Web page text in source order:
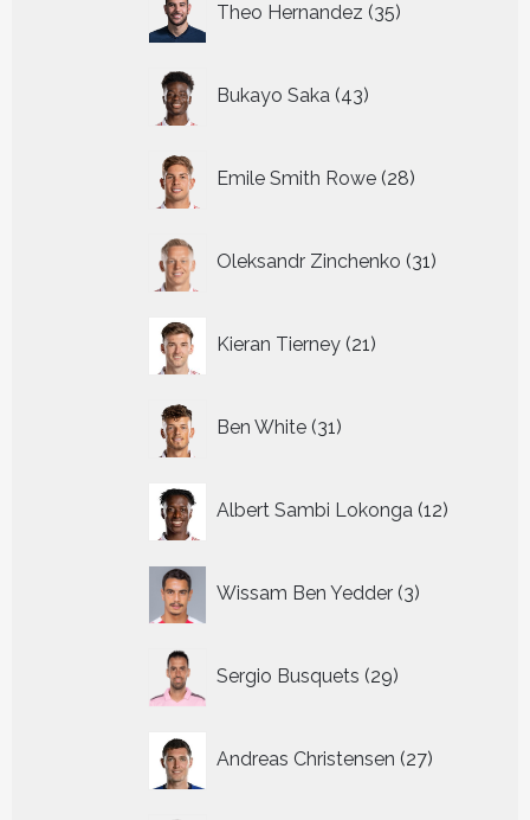
Theo Hernandez 35
producten
Bukayo Saka 43
producten
Emile Smith Rowe 28
producten
Oleksandr Zinchenko 31
producten
Kieran Tierney 21
producten
Ben White 31
producten
Albert Sambi Lokonga 12
Wissam Ben Yedder 3
producten
Sergio Busquets 29
producten
Andreas Christensen 27
producten